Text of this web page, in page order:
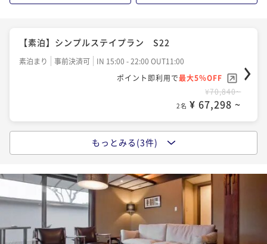
秀 【季節の贅沢会席】 宿泊プラン S22
二食付き 事前決済可
IN 15:00 - 18:00 OUT11:00
ポイント即利用で 最大5％OFF
¥98,670~
2名 ¥ 93,736 ~
【素泊】シンプルステイプラン S22
素泊まり 事前決済可
IN 15:00 - 22:00 OUT11:00
ポイント即利用で最大5％OFF
¥70,840~
2名 ¥ 67,298 ~
【一泊二食】割烹 松秀 ベーシック宿泊プラン S2
二食付き 事前決済可
IN 15:00 - 18:00 OUT11:00
ポイント即利用で
最大5％OFF
2名 ¥ 86,526 ~
もっとみる(3件)